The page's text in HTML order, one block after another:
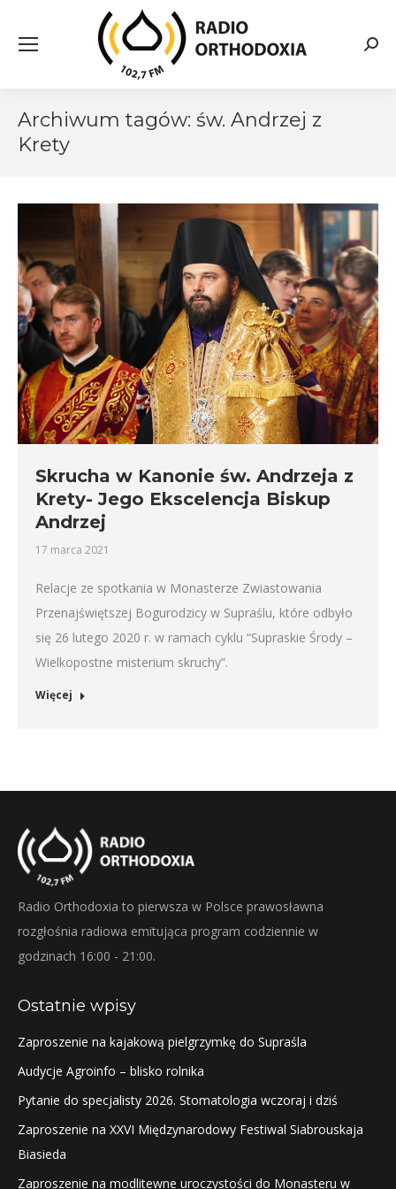
Archiwum tagów: św. Andrzej z
Krety
Skrucha w Kanonie św. Andrzeja z
Krety- Jego Ekscelencja Biskup
Andrzej
17 marca 2021
Relacje ze spotkania w Monasterze Zwiastowania
Przenajświętszej Bogurodzicy w Supraślu, które odbyło
się 26 lutego 2020 r. w ramach cyklu “Supraskie Środy –
Wielkopostne misterium skruchy”.
Więcej
Radio Orthodoxia to pierwsza w Polsce prawosławna
rozgłośnia radiowa emitująca program codziennie w
godzinach 16:00 - 21:00.
Ostatnie wpisy
Zaproszenie na kajakową pielgrzymkę do Supraśla
Audycje Agroinfo – blisko rolnika
Pytanie do specjalisty 2026. Stomatologia wczoraj i dziś
Zaproszenie na XXVI Międzynarodowy Festiwal Siabrouskaja
Biasieda
Zaproszenie na modlitewne uroczystości do Monasteru w